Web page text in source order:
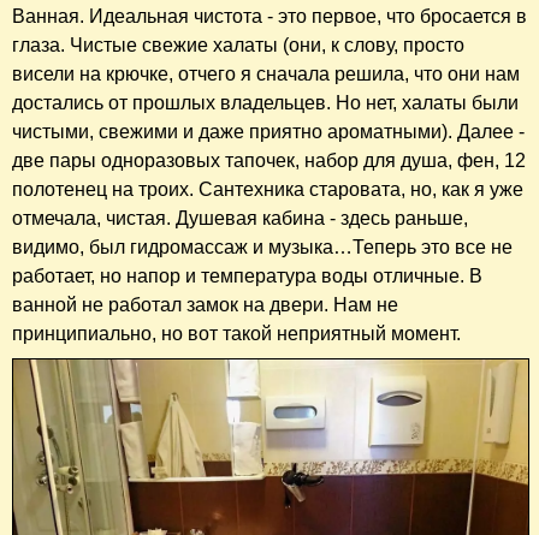
Ванная. Идеальная чистота - это первое, что бросается в
глаза. Чистые свежие халаты (они, к слову, просто
висели на крючке, отчего я сначала решила, что они нам
достались от прошлых владельцев. Но нет, халаты были
чистыми, свежими и даже приятно ароматными). Далее -
две пары одноразовых тапочек, набор для душа, фен, 12
полотенец на троих. Сантехника старовата, но, как я уже
отмечала, чистая. Душевая кабина - здесь раньше,
видимо, был гидромассаж и музыка…Теперь это все не
работает, но напор и температура воды отличные. В
ванной не работал замок на двери. Нам не
принципиально, но вот такой неприятный момент.